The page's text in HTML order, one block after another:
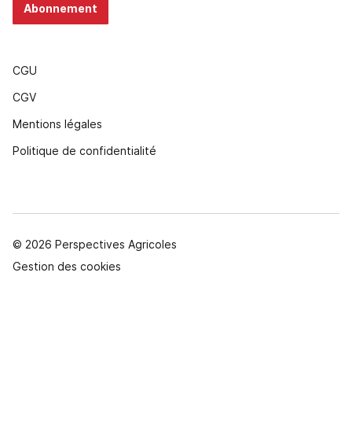
Abonnement
CGU
CGV
Mentions légales
Politique de confidentialité
© 2026 Perspectives Agricoles
Gestion des cookies